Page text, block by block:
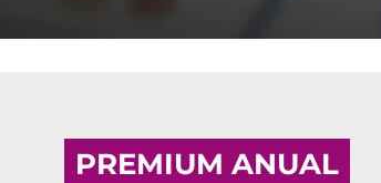
PREMIUM ANUAL